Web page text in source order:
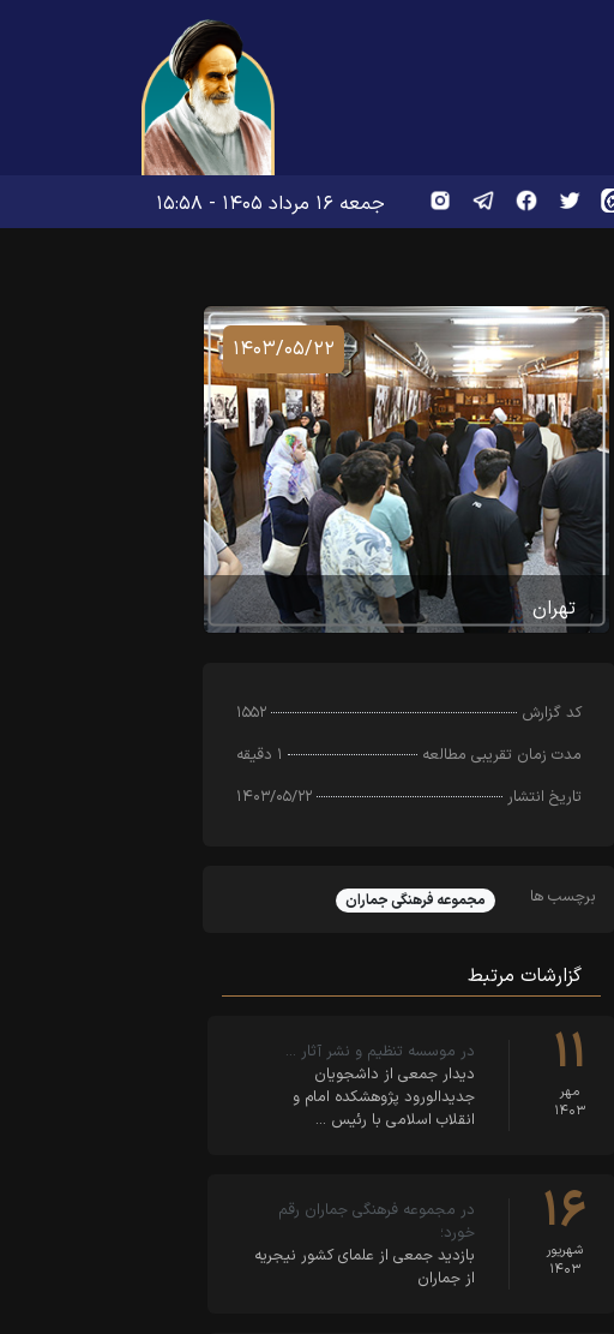
جمعه ۱۶ مرداد ۱۴۰۵ - ۱۵:۵۸
۱۴۰۳/۰۵/۲۲
تهران
کد‌ گزارش
۱۵۵۲
مدت زمان تقریبی مطالعه
۱ دقیقه
تاریخ انتشار
۱۴۰۳/۰۵/۲۲
برچسب ها مجموعه فرهنگی جماران
گزارشات مرتبط
۱۱
مهر
۱۴۰۳
در موسسه تنظیم و نشر آثار …
دیدار جمعی از داشجویان
جدیدالورود پژوهشکده امام و
انقلاب اسلامی با رئیس …
۱۶
شهریور
۱۴۰۳
در مجموعه فرهنگی جماران رقم
خورد؛
بازدید جمعی از علمای کشور نیجریه
از جماران